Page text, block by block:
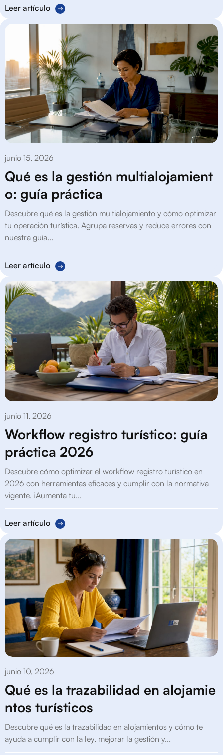
Leer artículo
junio 15, 2026
Qué es la gestión multialojamient
o: guía práctica
Descubre qué es la gestión multialojamiento y cómo optimizar
tu operación turística. Agrupa reservas y reduce errores con
nuestra guía...
Leer artículo
junio 11, 2026
Workflow registro turístico: guía
práctica 2026
Descubre cómo optimizar el workflow registro turístico en
2026 con herramientas eficaces y cumplir con la normativa
vigente. ¡Aumenta tu...
Leer artículo
junio 10, 2026
Qué es la trazabilidad en alojamie
ntos turísticos
Descubre qué es la trazabilidad en alojamientos y cómo te
ayuda a cumplir con la ley, mejorar la gestión y...